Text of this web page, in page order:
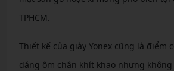
TPHCM.
Thiết kế của giày Yonex cũng là điểm
dáng ôm chân khít khao nhưng không